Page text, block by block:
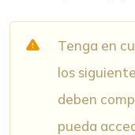
Tenga en
los
deben
pueda